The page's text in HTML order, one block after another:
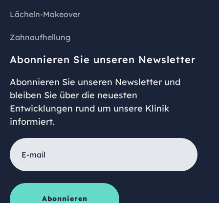
Lächeln-Makeover
Zahnaufhellung
Abonnieren Sie unseren Newsletter
Abonnieren Sie unseren Newsletter und
bleiben Sie über die neuesten
Entwicklungen rund um unsere Klinik
informiert.